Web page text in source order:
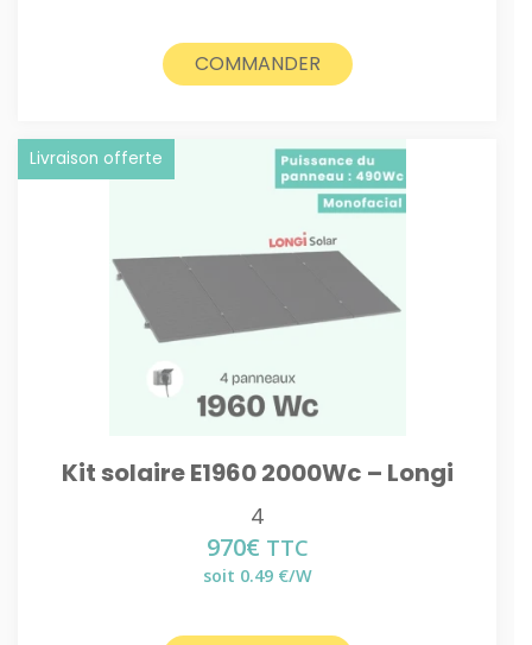
COMMANDER
Kit solaire E1960 2000Wc – Longi
Livraison offerte
4
970€ TTC
soit 0.49 €/W